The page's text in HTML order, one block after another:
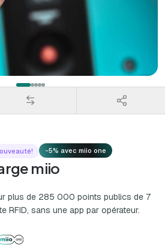
-5% avec miio one
miio
plus de 285 000 points publics de 7
RFID, sans une app par opérateur.